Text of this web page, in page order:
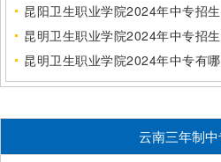
昆阳卫生职业学院2024年中专招
昆明卫生职业学院2024年中专招
昆明卫生职业学院2024年中专有
云南三年制